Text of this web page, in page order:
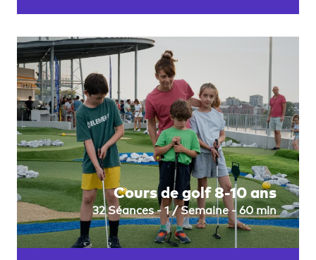
Cours de golf 8-10 ans
32 Séances - 1 / Semaine - 60 min